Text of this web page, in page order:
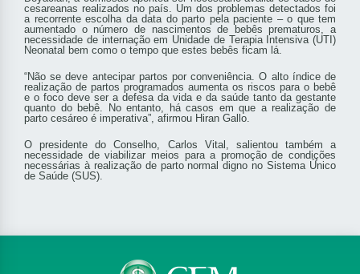
cesareanas realizados no país. Um dos problemas detectados foi
a recorrente escolha da data do parto pela paciente – o que tem
aumentado o número de nascimentos de bebês prematuros, a
necessidade de internação em Unidade de Terapia Intensiva (UTI)
Neonatal bem como o tempo que estes bebês ficam lá.
“Não se deve antecipar partos por conveniência. O alto índice de
realização de partos programados aumenta os riscos para o bebê
e o foco deve ser a defesa da vida e da saúde tanto da gestante
quanto do bebê. No entanto, há casos em que a realização de
parto cesáreo é imperativa”, afirmou Hiran Gallo.
O presidente do Conselho, Carlos Vital, salientou também a
necessidade de viabilizar meios para a promoção de condições
necessárias à realização de parto normal digno no Sistema Único
de Saúde (SUS).